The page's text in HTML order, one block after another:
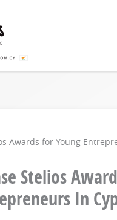
Awards for Young
Stelios
In